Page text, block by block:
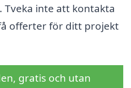
inte att kontakta
offerter för ditt projekt
gratis och utan